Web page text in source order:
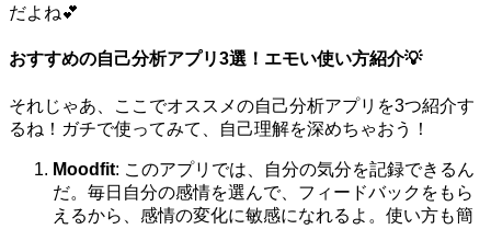
だよね💕
おすすめの自己分析アプリ3選！エモい使い方紹介💡
それじゃあ、ここでオススメの自己分析アプリを3つ紹介す
るね！ガチで使ってみて、自己理解を深めちゃおう！
Moodfit: このアプリでは、自分の気分を記録できるん
だ。毎日自分の感情を選んで、フィードバックをもら
えるから、感情の変化に敏感になれるよ。使い方も簡